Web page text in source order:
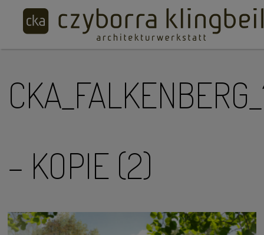
– KOPIE (2)